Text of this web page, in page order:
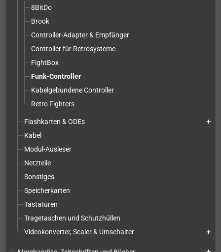
8BitDo
Brook
Controller-Adapter & Empfänger
Controller für Retrosysteme
FightBox
Funk-Controller
Kabelgebundene Controller
Retro Fighters
Flashkarten & ODEs add
Kabel
Modul-Ausleser
Netzteile
Sonstiges
Speicherkarten
Tastaturen
Tragetaschen und Schutzhüllen
Videokonverter, Scaler & Umschalter
add